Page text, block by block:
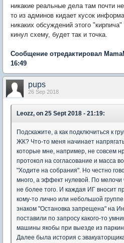
никакие реальные дела там почти
то из админов кидает кусок
никаких обсуждений этого
кинул схему, будет так и точка.
Сообщение отредактировал
16:49
pups
26 Sep 2018
Leozz, on 25 Sept 2018 - 21:19:
Подскажите, а как подключиться к
ЖК? Что-то меня начинает
которые мне, например, не совсем
протокол на согласование и масса
"Ходите на собрания". Но честно
много, а эффект нулевой. По мелочи
не более того. И каждая ИГ вносит
кому-то лично или небольшой
знаком "Остановка запрещена" на
поставили по запросу какого-то
машины якобы при выезде из
Далее была история с